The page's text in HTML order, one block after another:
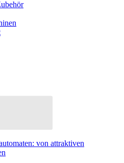
von attraktiven